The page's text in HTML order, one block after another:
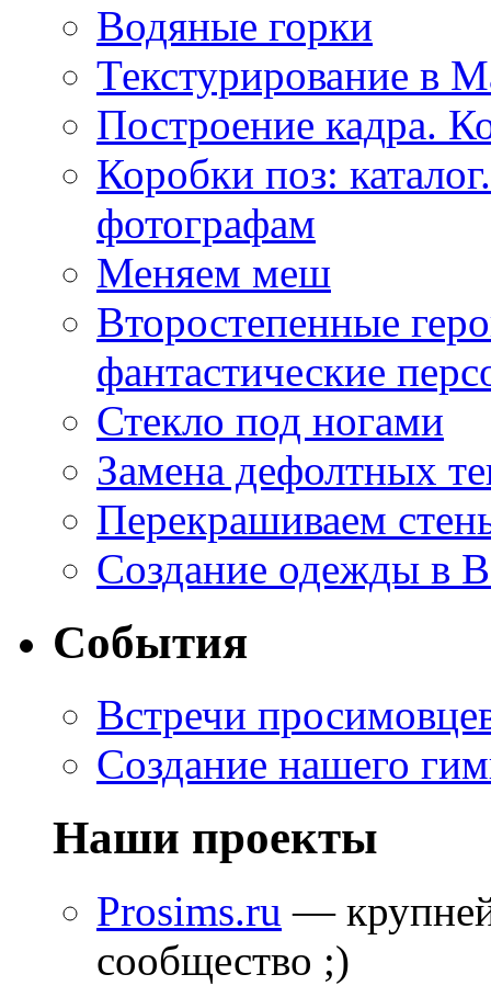
Водяные горки
Текстурирование в
Построение кадра.
Коробки поз:
фотографам
Меняем меш
Второстепенные
фантастические
Стекло под ногами
Замена дефолтных
Перекрашиваем
Создание одежды в
События
Встречи
Создание нашего
Наши проекты
Prosims.ru —
сообщество ;)